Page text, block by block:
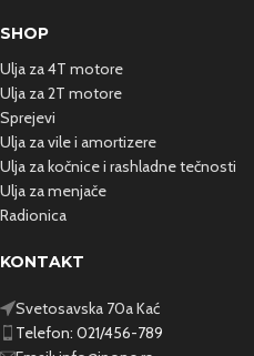
SHOP
Ulja za 4T motore
Ulja za 2T motore
Sprejevi
Ulja za vile i amortizere
Ulja za kočnice i rashladnetečnosti
Ulja za menjače
Radionica
KONTAKT
Svetosavska 70a Kać
Telefon: 021/456-789